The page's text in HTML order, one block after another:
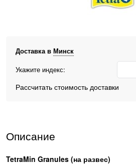
Доставка в Минск
Укажите индекс:
Рассчитать стоимость доставки
Описание
TetraMin Granules (на развес)